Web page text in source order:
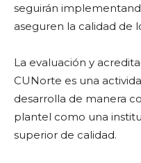
seguirán
aseguren la calidad de
La evaluación y
CUNorte es una
desarrolla de manera
plantel como una
superior de calidad.